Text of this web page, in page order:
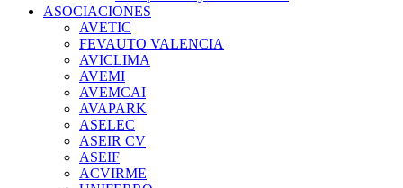
ASOCIACIONES
AVETIC
FEVAUTO VALENCIA
AVICLIMA
AVEMI
AVEMCAI
AVAPARK
ASELEC
ASEIR CV
ASEIF
ACVIRME